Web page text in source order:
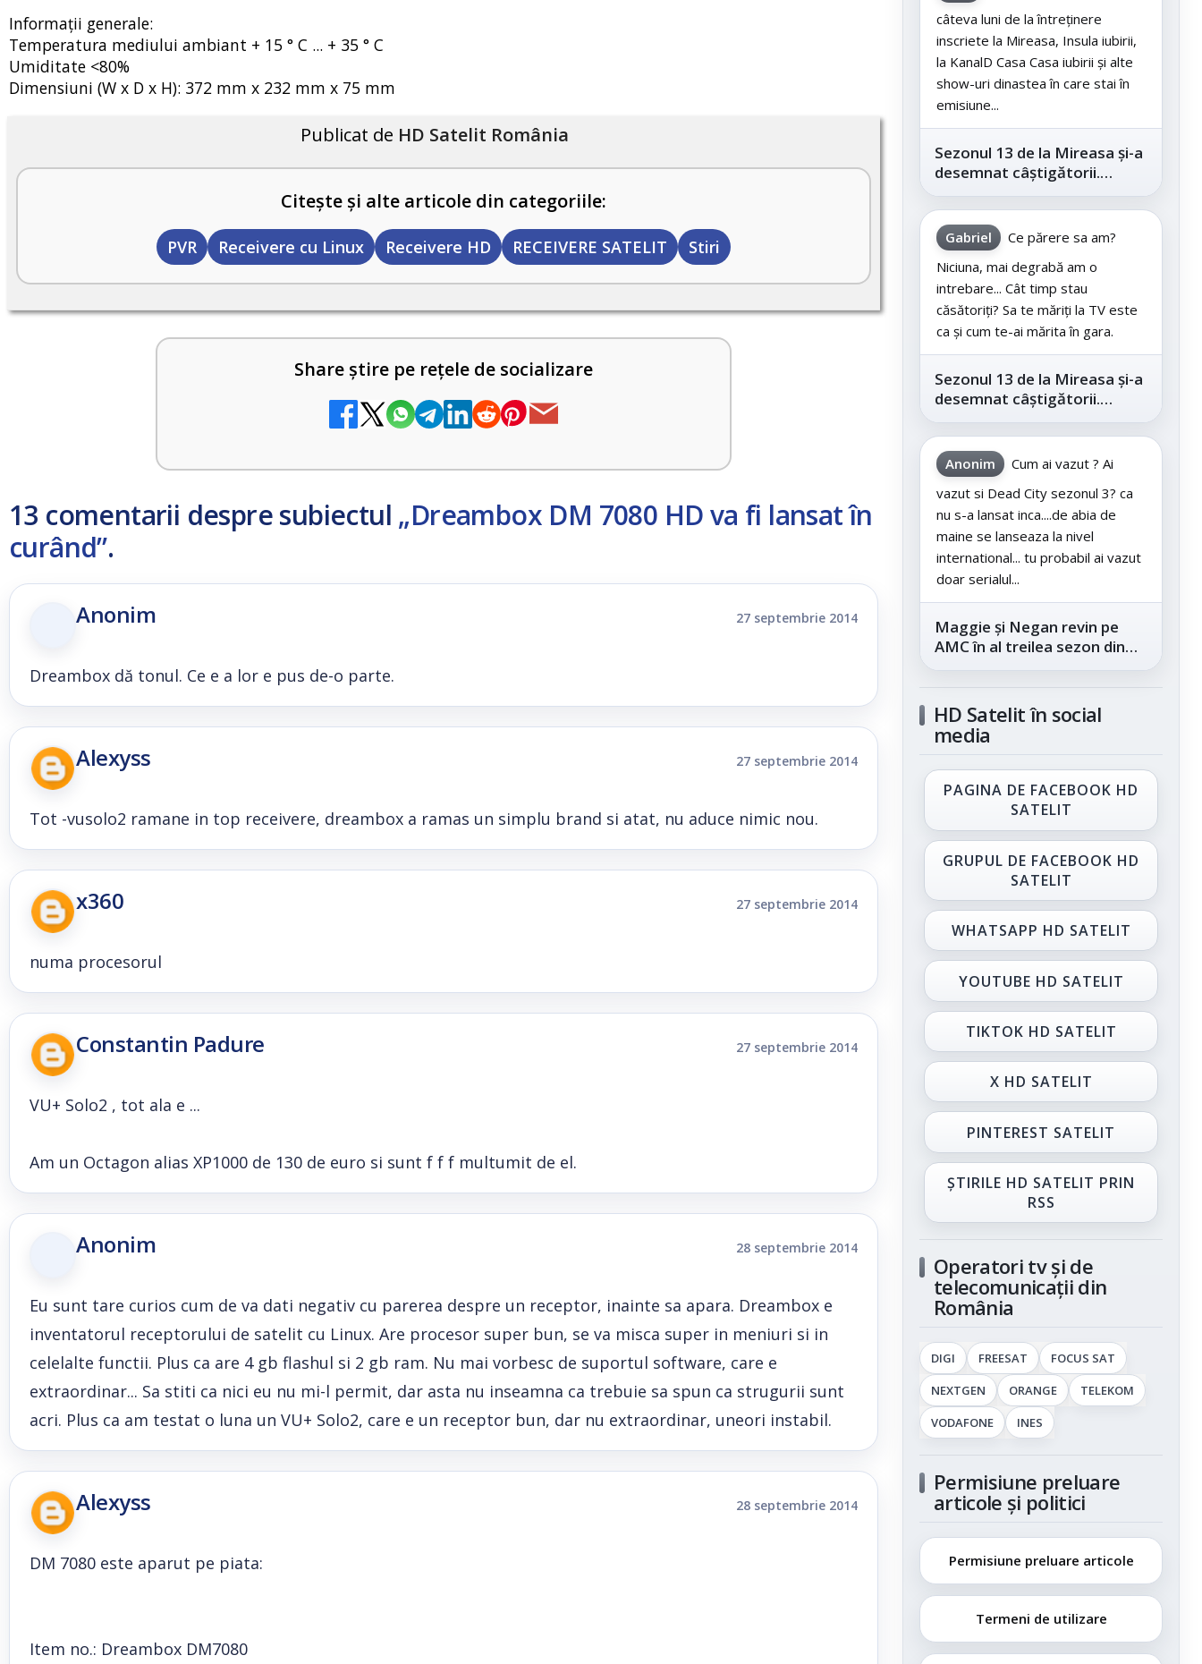
Informații generale:
Temperatura mediului ambiant + 15 ° C ... + 35 ° C
Umiditate <80%
Dimensiuni (W x D x H): 372 mm x 232 mm x 75 mm
Publicat de HD Satelit România
Citește și alte articole din categoriile:
PVR Receivere cu Linux Receivere HD RECEIVERE SATELIT Stiri
Share știre pe rețele de socializare
13 comentarii despre subiectul „Dreambox DM 7080 HD va fi lansat în
curând”.
Anonim 27 septembrie 2014
Dreambox dă tonul. Ce e a lor e pus de-o parte.
Alexyss 27 septembrie 2014
Tot -vusolo2 ramane in top receivere, dreambox a ramas un simplu brand si atat, nu aduce nimic nou.
x360 27 septembrie 2014
numa procesorul
Constantin Padure 27 septembrie 2014
VU+ Solo2 , tot ala e ...
Am un Octagon alias XP1000 de 130 de euro si sunt f f f multumit de el.
Anonim 28 septembrie 2014
Eu sunt tare curios cum de va dati negativ cu parerea despre un receptor, inainte sa apara. Dreambox e
inventatorul receptorului de satelit cu Linux. Are procesor super bun, se va misca super in meniuri si in
celelalte functii. Plus ca are 4 gb flashul si 2 gb ram. Nu mai vorbesc de suportul software, care e
extraordinar... Sa stiti ca nici eu nu mi-l permit, dar asta nu inseamna ca trebuie sa spun ca strugurii sunt
acri. Plus ca am testat o luna un VU+ Solo2, care e un receptor bun, dar nu extraordinar, uneori instabil.
Alexyss 28 septembrie 2014
DM 7080 este aparut pe piata:
Item no.: Dreambox DM7080
câteva luni de la întreținere
inscriete la Mireasa, Insula iubirii,
la KanalD Casa Casa iubirii și alte
show-uri dinastea în care stai în
emisiune...
Sezonul 13 de la Mireasa și-a
desemnat câștigătorii.
Telespectatorii au decis care
este...
Gabriel
Ce părere sa am?
Niciuna, mai degrabă am o
intrebare... Cât timp stau
căsătoriți? Sa te măriți la TV este
ca și cum te-ai mărita în gara.
Sezonul 13 de la Mireasa și-a
desemnat câștigătorii.
Telespectatorii au decis care
este...
Anonim
Cum ai vazut ? Ai
vazut si Dead City sezonul 3? ca
nu s-a lansat inca....de abia de
maine se lanseaza la nivel
international... tu probabil ai vazut
doar serialul...
Maggie și Negan revin pe
AMC în al treilea sezon din
„The Walking Dead: Dead
HD Satelit în social
media
PAGINA DE FACEBOOK HD
SATELIT
GRUPUL DE FACEBOOK HD
SATELIT
WHATSAPP HD SATELIT
YOUTUBE HD SATELIT
TIKTOK HD SATELIT
X HD SATELIT
PINTEREST SATELIT
ȘTIRILE HD SATELIT PRIN
RSS
Operatori tv și de
telecomunicații din
România
DIGI FREESAT
FOCUS SAT
NEXTGEN
ORANGE
TELEKOM
VODAFONE
INES
Permisiune preluare
articole și politici
Permisiune preluare articole
Termeni de utilizare